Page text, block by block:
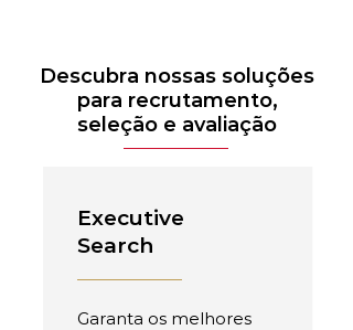
Descubra nossas soluções
para recrutamento,
seleção e avaliação
Executive
Search
Garanta os melhores